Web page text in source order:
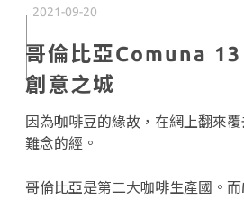
2021-09-20
哥倫比亞Comuna 13
創意之城
因為咖啡豆的緣故，在網上翻來
難念的經。
哥倫比亞是第二大咖啡生產國。